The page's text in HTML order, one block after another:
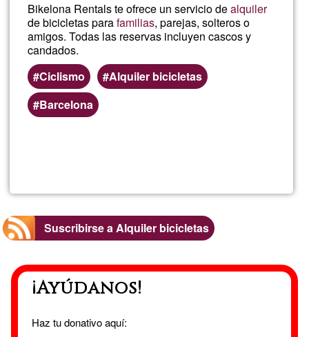
Bikelona Rentals te ofrece un servicio dealquiler
de bicicletas parafamilias, parejas, solteros o
amigos. Todas las reservas incluyen cascos y
candados.
Ciclismo
Alquiler bicicletas
Barcelona
Suscribirse a Alquiler bicicletas
¡Ayúdanos!
Haz tu donativo aquí: